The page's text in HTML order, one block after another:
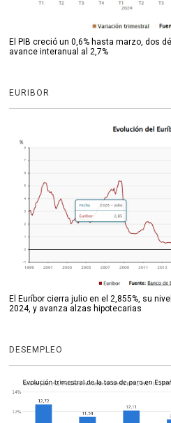
El PIB creció un 0,6% hasta marzo, dos
avance interanual al 2,7%
EURIBOR
El Euríbor cierra julio en el 2,855%, su
2024, y avanza alzas hipotecarias
DESEMPLEO